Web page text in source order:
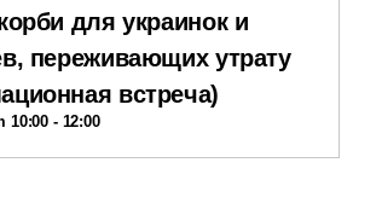
для украинок и
переживающих утрату
встреча)
10:00 - 12:00